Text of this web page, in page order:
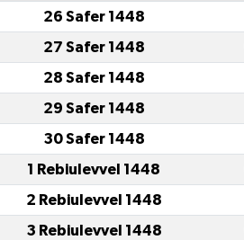
26 Safer 1448
27 Safer 1448
28 Safer 1448
29 Safer 1448
30 Safer 1448
1 Rebiulevvel 1448
2 Rebiulevvel 1448
3 Rebiulevvel 1448